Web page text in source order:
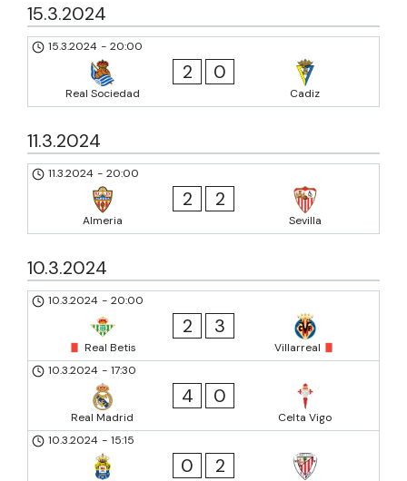
15.3.2024
15.3.2024 - 20:00
Real Sociedad
2 0
Cadiz
11.3.2024
11.3.2024 - 20:00
Almeria
2 2
Sevilla
10.3.2024
10.3.2024 - 20:00
Real Betis
2 3
Villarreal
10.3.2024 - 17:30
Real Madrid
4 0
Celta Vigo
10.3.2024 - 15:15
0 2